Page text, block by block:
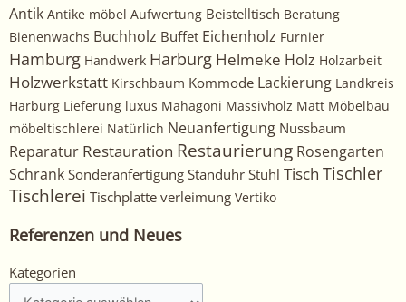
Antik Antike möbel Aufwertung Beistelltisch Beratung
Bienenwachs Buchholz Buffet Eichenholz Furnier
Hamburg Handwerk Harburg Helmeke Holz Holzarbeit
Holzwerkstatt Kirschbaum Kommode Lackierung Landkreis
Harburg Lieferung luxus Mahagoni Massivholz Matt Möbelbau
möbeltischlerei Natürlich Neuanfertigung Nussbaum
Reparatur Restauration Restaurierung Rosengarten
Schrank Sonderanfertigung Standuhr Stuhl Tisch Tischler
Tischlerei Tischplatte verleimung Vertiko
Referenzen und Neues
Kategorien
Kategorien